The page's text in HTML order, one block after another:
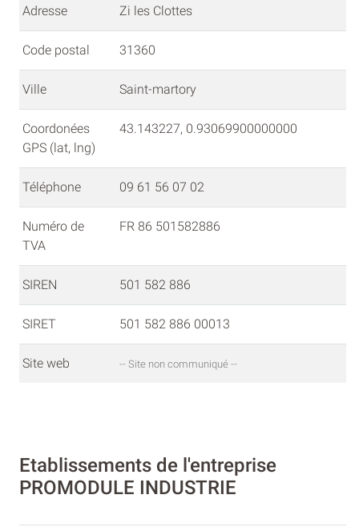
Adresse Zi les Clottes
Code postal 31360
Ville Saint-martory
Coordonées
GPS (lat, lng)
43.143227, 0.93069900000000
Téléphone 09 61 56 07 02
Numéro de
TVA
FR 86 501582886
SIREN 501 582 886
SIRET 501 582 886 00013
Site web -- Site non communiqué --
Etablissements de l'entreprise
PROMODULE INDUSTRIE